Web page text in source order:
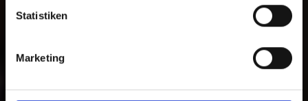
Statistiken
Marketing